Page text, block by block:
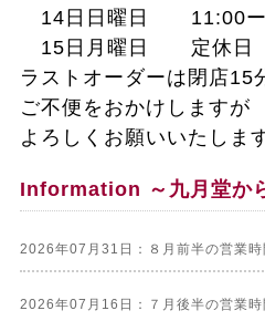
14日日曜日 11:00ー
15日月曜日 定休日
ラストオーダーは閉店15
ご不便をおかけしますが
よろしくお願いいたしま
Information ～九月堂か
2026年07月31日：８月前半の営業時
2026年07月16日：７月後半の営業時